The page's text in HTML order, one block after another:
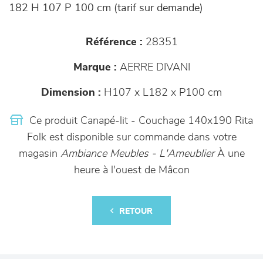
182 H 107 P 100 cm (tarif sur demande)
Référence : 28351
Marque : AERRE DIVANI
Dimension : H107 x L182 x P100 cm
Ce produit Canapé-lit - Couchage 140x190 Rita
Folk est disponible sur commande dans votre
magasin Ambiance Meubles - L'AmeublierÀ une
heure à l'ouest de Mâcon
RETOUR